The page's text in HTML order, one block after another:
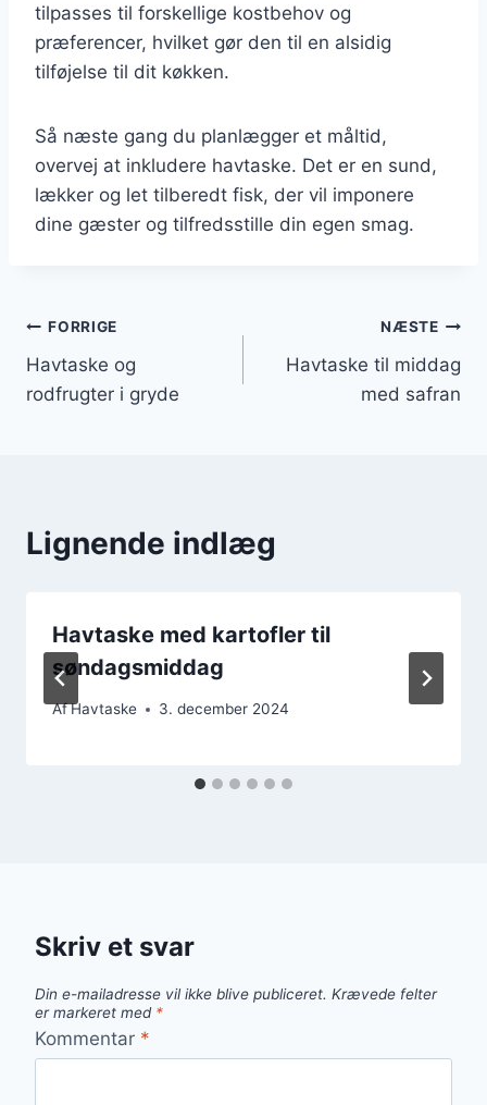
tilpasses til forskellige kostbehov og
præferencer, hvilket gør den til en alsidig
tilføjelse til dit køkken.
Så næste gang du planlægger et måltid,
overvej at inkludere havtaske. Det er en sund,
lækker og let tilberedt fisk, der vil imponere
dine gæster og tilfredsstille din egen smag.
Indlægsnavigation
FORRIGE
Havtaske og
rodfrugter i gryde
NÆSTE
Havtaske til middag
med safran
Lignende indlæg
Havtaske med kartofler til
søndagsmiddag
AfHavtaske 3. december 2024
Skriv et svar
Din e-mailadresse vil ikke blive publiceret. Krævede felter
er markeret med *
Kommentar *